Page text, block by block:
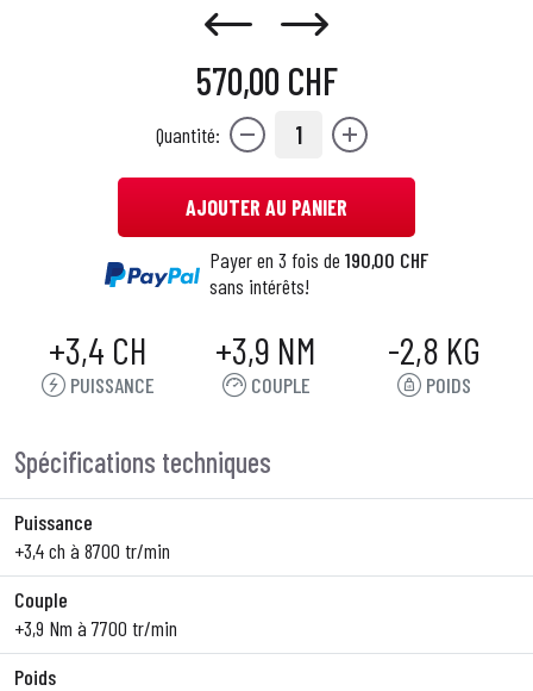
570,00 CHF
Quantité: 1
AJOUTER AU PANIER
Payer en 3 fois de 190,00 CHF
sans intérêts!
+3,4 CH
PUISSANCE
+3,9 NM
COUPLE
-2,8 KG
POIDS
Spécifications techniques
Puissance
+3,4 ch à 8700 tr/min
Couple
+3,9 Nm à 7700 tr/min
Poids